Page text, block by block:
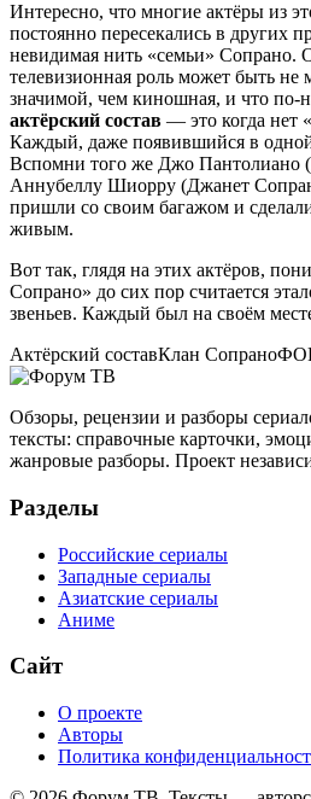
Интересно, что многие актёры из
постоянно пересекались в других
невидимая нить «семьи» Сопрано.
телевизионная роль может быть не
значимой, чем киношная, и что по-
актёрский состав — это когда нет
Каждый, даже появившийся в
Вспомни того же Джо Пантолиано
Аннубеллу Шиорру (Джанет
пришли со своим багажом и
живым.
Вот так, глядя на этих актёров,
Сопрано» до сих пор считается
звеньев. Каждый был на своём
Актёрский составКлан Сопрано
Обзоры, рецензии и разборы
тексты: справочные карточки,
жанровые разборы. Проект
Разделы
Российские сериалы
Западные сериалы
Азиатские сериалы
Аниме
Сайт
О проекте
Авторы
Политика